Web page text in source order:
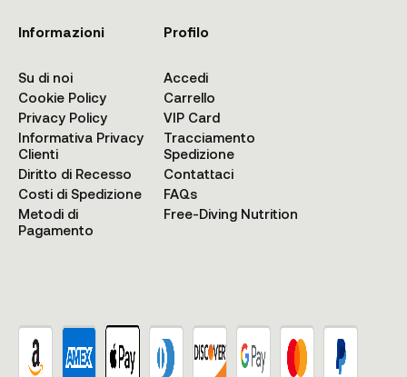
Informazioni
Su di noi
Cookie Policy
Privacy Policy
Informativa Privacy
Clienti
Diritto di Recesso
Costi di Spedizione
Metodi di
Pagamento
Profilo
Accedi
Carrello
VIP Card
Tracciamento
Spedizione
Contattaci
FAQs
Free-Diving Nutrition